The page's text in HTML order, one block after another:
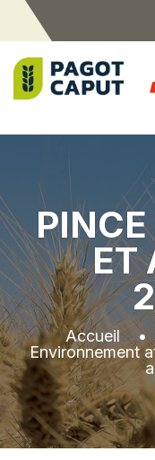
ET
Accueil
Environnement